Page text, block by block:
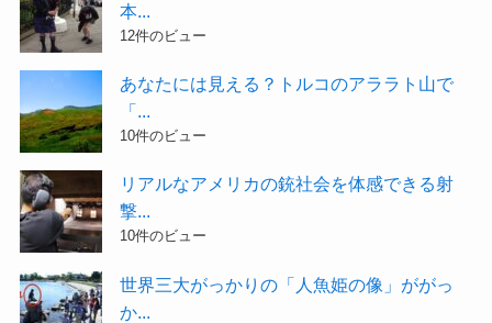
本...
12件のビュー
あなたには見える？トルコのアララト山で
「...
10件のビュー
リアルなアメリカの銃社会を体感できる射
撃...
10件のビュー
世界三大がっかりの「人魚姫の像」ががっ
か...